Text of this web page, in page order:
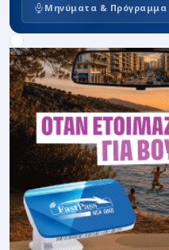
Μηνύματα & Πρόγραμμα